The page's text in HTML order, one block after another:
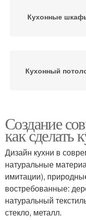
Кухонные
Кухонный
Стол для кухни
Стол на кухню
Создание
как сделать
Дизайн кухни в
натуральные
имитации),
востребованные:
натуральный
стекло, металл.